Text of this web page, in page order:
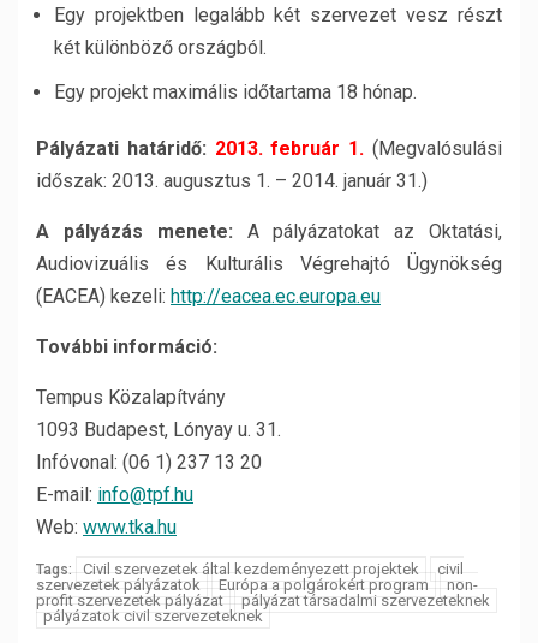
Egy projektben legalább két szervezet vesz részt
két különböző országból.
Egy projekt maximális időtartama 18 hónap.
Pályázati határidő: 2013. február 1. (Megvalósulási
időszak: 2013. augusztus 1. – 2014. január 31.)
A pályázás menete: A pályázatokat az Oktatási,
Audiovizuális és Kulturális Végrehajtó Ügynökség
(EACEA) kezeli: http://eacea.ec.europa.eu
További információ:
Tempus Közalapítvány
1093 Budapest, Lónyay u. 31.
Infóvonal: (06 1) 237 13 20
E-mail: info@tpf.hu
Web: www.tka.hu
Tags: Civil szervezetek által kezdeményezett projektek
civil
szervezetek pályázatok
Európa a polgárokért program
non-
profit szervezetek pályázat
pályázat társadalmi szervezeteknek
pályázatok civil szervezeteknek